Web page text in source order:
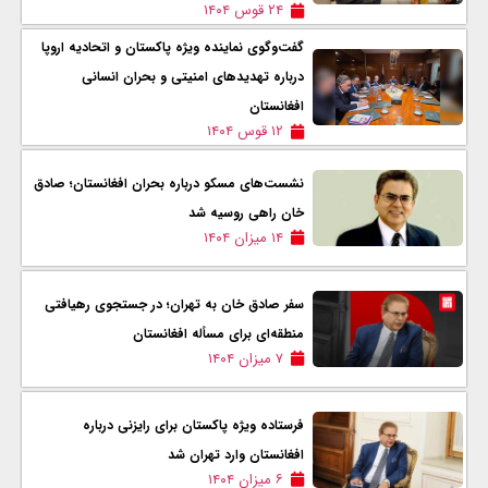
۲۴ قوس ۱۴۰۴
گفت‌وگوی نماینده ویژه پاکستان و اتحادیه اروپا
درباره تهدیدهای امنیتی و بحران انسانی
افغانستان
۱۲ قوس ۱۴۰۴
نشست‌های مسکو درباره بحران افغانستان؛ صادق
خان راهی روسیه شد
۱۴ میزان ۱۴۰۴
سفر صادق خان به تهران؛ در جستجوی رهیافتی
منطقه‌ای برای مسأله افغانستان
۷ میزان ۱۴۰۴
فرستاده ویژه پاکستان برای رایزنی درباره
افغانستان وارد تهران شد
۶ میزان ۱۴۰۴